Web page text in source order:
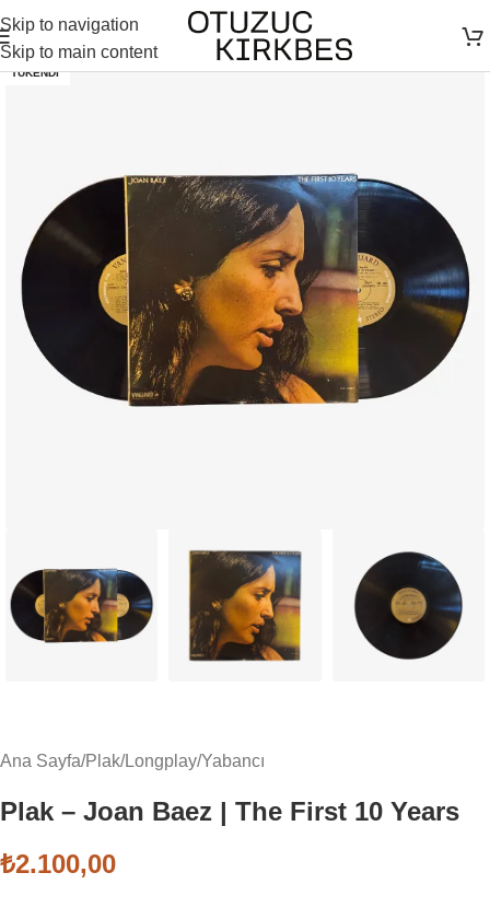
Skip to navigation
Skip to main content
TÜKENDI
Ana Sayfa/Plak/Longplay/Yabancı
Plak – Joan Baez | The First 10 Years
₺2.100,00